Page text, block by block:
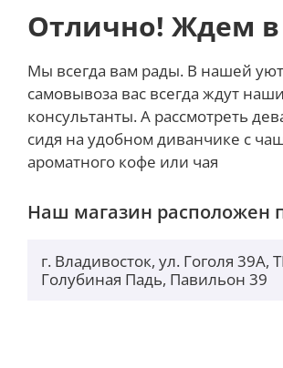
MacBook Air 15 16GB 512GB SSD 10-
полностью интегрирован в
позволяет вам легко
работать с другими устройствами
обеспечивает доступ к вашим
месте, а широкий выбор приложений
MacBook Air 15 также предлагает
Динамики с поддержкой технологии
обеспечивают пространственный
Отлично! Ждем в
Мы всегда вам рады. В нашей
самовывоза вас всегда ждут
консультанты. А рассмотреть
сидя на удобном диванчике с
ароматного кофе или чая
Наш магазин расположен
г. Владивосток, ул. Гоголя 39А,
Голубиная Падь, Павильон 39